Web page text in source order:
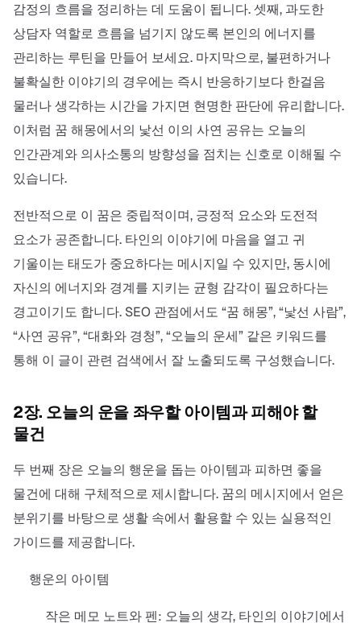
감정의 흐름을 정리하는 데 도움이 됩니다. 셋째, 과도한
상담자 역할로 흐름을 넘기지 않도록 본인의 에너지를
관리하는 루틴을 만들어 보세요. 마지막으로, 불편하거나
불확실한 이야기의 경우에는 즉시 반응하기보다 한걸음
물러나 생각하는 시간을 가지면 현명한 판단에 유리합니다.
이처럼 꿈 해몽에서의 낯선 이의 사연 공유는 오늘의
인간관계와 의사소통의 방향성을 점치는 신호로 이해될 수
있습니다.
전반적으로 이 꿈은 중립적이며, 긍정적 요소와 도전적
요소가 공존합니다. 타인의 이야기에 마음을 열고 귀
기울이는 태도가 중요하다는 메시지일 수 있지만, 동시에
자신의 에너지와 경계를 지키는 균형 감각이 필요하다는
경고이기도 합니다. SEO 관점에서도 “꿈 해몽”, “낯선 사람”,
“사연 공유”, “대화와 경청”, “오늘의 운세” 같은 키워드를
통해 이 글이 관련 검색에서 잘 노출되도록 구성했습니다.
2장. 오늘의 운을 좌우할 아이템과 피해야 할
물건
두 번째 장은 오늘의 행운을 돕는 아이템과 피하면 좋을
물건에 대해 구체적으로 제시합니다. 꿈의 메시지에서 얻은
분위기를 바탕으로 생활 속에서 활용할 수 있는 실용적인
가이드를 제공합니다.
행운의 아이템
작은 메모 노트와 펜: 오늘의 생각, 타인의 이야기에서